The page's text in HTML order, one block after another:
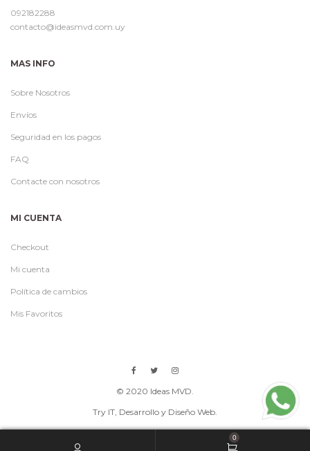
092182288
contacto@ideasmvd.com.uy
MAS INFO
Sobre Nosotros
Envíos
Seguridad en los pagos
FAQ
Contacte con nosotros
MI CUENTA
Checkout
Mi cuenta
Política de cambios
Mis Favoritos
© 2020 Ideas MVD.
Try IT, Desarrollo y Diseño Web.
0